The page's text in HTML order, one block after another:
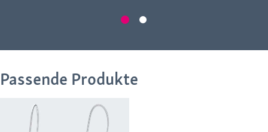
Passende Produkte